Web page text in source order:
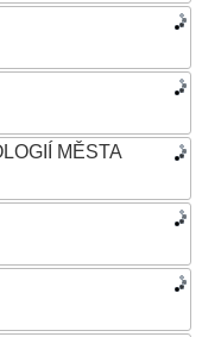
MĚSTA